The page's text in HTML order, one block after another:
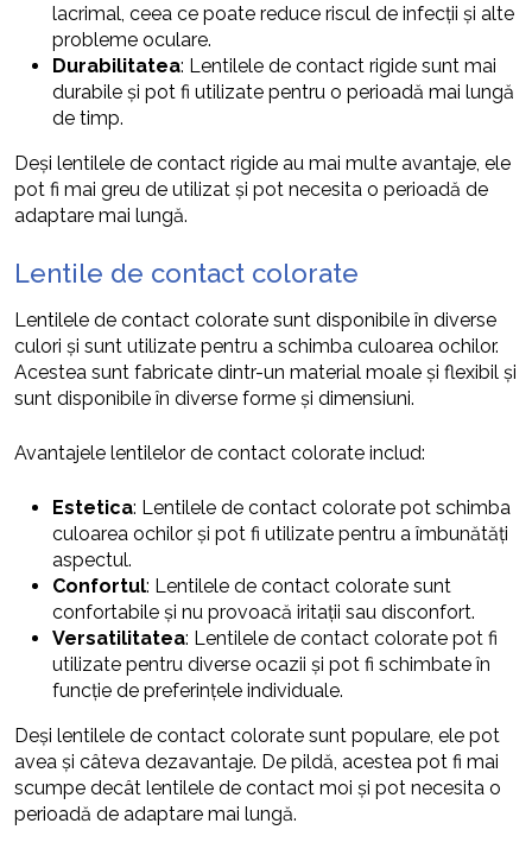
lacrimal, ceea ce poate reduce riscul de infecții și alte
probleme oculare.
Durabilitatea: Lentilele de contact rigide sunt mai
durabile și pot fi utilizate pentru o perioadă mai lungă
de timp.
Deși lentilele de contact rigide au mai multe avantaje, ele
pot fi mai greu de utilizat și pot necesita o perioadă de
adaptare mai lungă.
Lentile de contact colorate
Lentilele de contact colorate sunt disponibile în diverse
culori și sunt utilizate pentru a schimba culoarea ochilor.
Acestea sunt fabricate dintr-un material moale și flexibil și
sunt disponibile în diverse forme și dimensiuni.
Avantajele lentilelor de contact colorate includ:
Estetica: Lentilele de contact colorate pot schimba
culoarea ochilor și pot fi utilizate pentru a îmbunătăți
aspectul.
Confortul: Lentilele de contact colorate sunt
confortabile și nu provoacă iritații sau disconfort.
Versatilitatea: Lentilele de contact colorate pot fi
utilizate pentru diverse ocazii și pot fi schimbate în
funcție de preferințele individuale.
Deși lentilele de contact colorate sunt populare, ele pot
avea și câteva dezavantaje. De pildă, acestea pot fi mai
scumpe decât lentilele de contact moi și pot necesita o
perioadă de adaptare mai lungă.